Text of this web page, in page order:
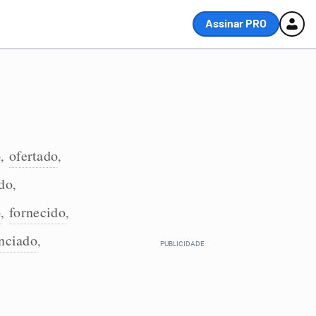
Assinar PRO
, ofertado,
,
, fornecido,
,